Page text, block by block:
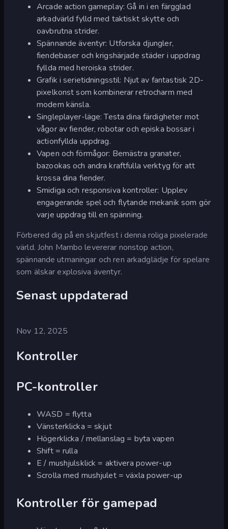
Arcade action gameplay: Gå in i en färgglad
arkadvärld fylld med taktiskt skytte och
oavbrutna strider.
Spännande äventyr: Utforska djungler,
fiendebaser och krigshärjade städer i uppdrag
fyllda med heroiska strider.
Grafik i serietidningsstil: Njut av fantastisk 2D-
pixelkonst som kombinerar retrocharm med
modern känsla.
Singleplayer-läge: Testa dina färdigheter mot
vågor av fiender, robotar och episka bossar i
actionfyllda uppdrag.
Vapen och förmågor: Bemästra granater,
bazookas och andra kraftfulla verktyg för att
krossa dina fiender.
Smidiga och responsiva kontroller: Upplev
engagerande spel och flytande mekanik som gör
varje uppdrag till en spänning.
Förbered dig på en skjutfest i denna roliga pixelerade
värld. John Mambo levererar nonstop action,
spännande utmaningar och ren arkadglädje för spelare
som älskar explosiva äventyr.
Senast uppdaterad
Nov 12, 2025
Kontroller
PC-kontroller
WASD = flytta
Vänsterklicka = skjut
Högerklicka / mellanslag = byta vapen
Shift = rulla
E / mushjulsklick = aktivera power-up
Scrolla med mushjulet = växla power-up
Kontroller för gamepad